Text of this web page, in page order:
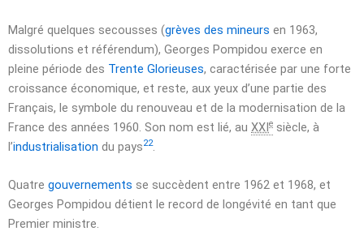
Malgré quelques secousses (grèves des mineurs en 1963,
dissolutions et référendum), Georges Pompidou exerce en
pleine période des Trente Glorieuses, caractérisée par une forte
croissance économique, et reste, aux yeux d’une partie des
Français, le symbole du renouveau et de la modernisation de la
France des années 1960. Son nom est lié, au XXIe siècle, à
l’industrialisation du pays22.
Quatre gouvernements se succèdent entre 1962 et 1968, et
Georges Pompidou détient le record de longévité en tant que
Premier ministre.